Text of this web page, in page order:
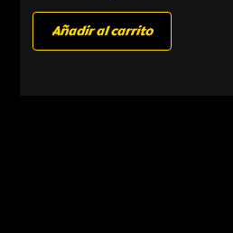
Añadir al carrito